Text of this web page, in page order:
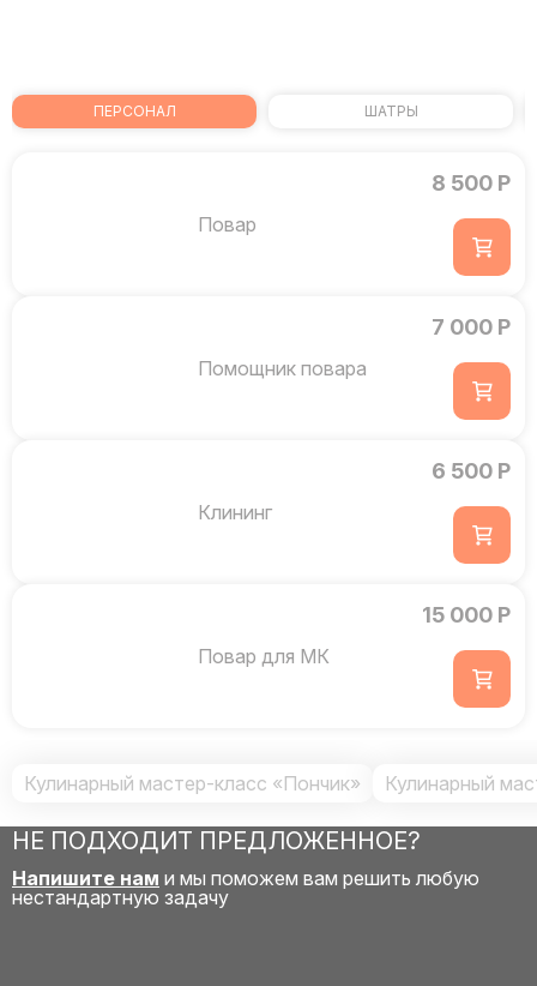
ПЕРСОНАЛ ШАТРЫ
Повар
8 500 Р
Помощник повара
7 000 Р
Клининг
6 500 Р
Повар для МК
15 000 Р
Кулинарный мастер-класс «Пончик» Кулинарный
НЕ ПОДХОДИТ ПРЕДЛОЖЕННОЕ?
Напишите нам и мы поможем вам решить любую
нестандартную задачу